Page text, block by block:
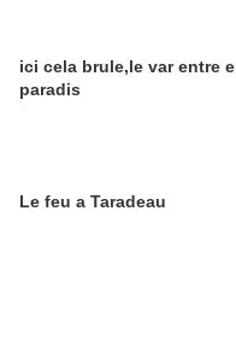
ici cela brule,le var entre
paradis
Le feu a Taradeau